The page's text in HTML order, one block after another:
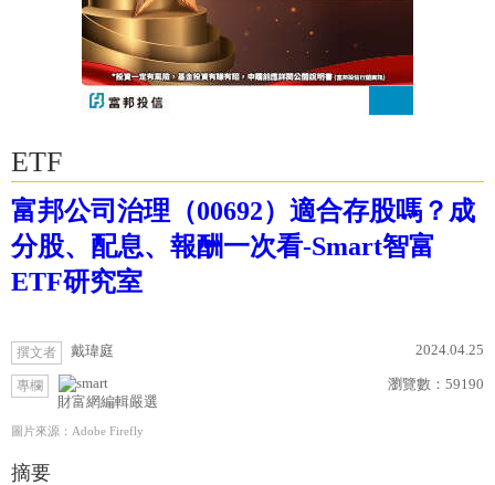
ETF
富邦公司治理（00692）適合存股嗎？成
分股、配息、報酬一次看-Smart智富
ETF研究室
撰文者 戴瑋庭 2024.04.25
專欄
財富網編輯嚴選
瀏覽數： 59190
圖片來源：Adobe Firefly
摘要